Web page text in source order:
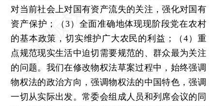
对当前社会上对国有资产流失的关注，强化对国有
资产保护；（3）全面准确地体现现阶段党在农村
的基本政策，切实维护广大农民的利益；（4）重
点规范现实生活中迫切需要规范的、群众最为关注
的问题。我们在修改物权法草案过程中，始终强调
物权法的政治方向，强调物权法的中国特色，强调
一切从实际出发。常委会组成人员和列席会议的同